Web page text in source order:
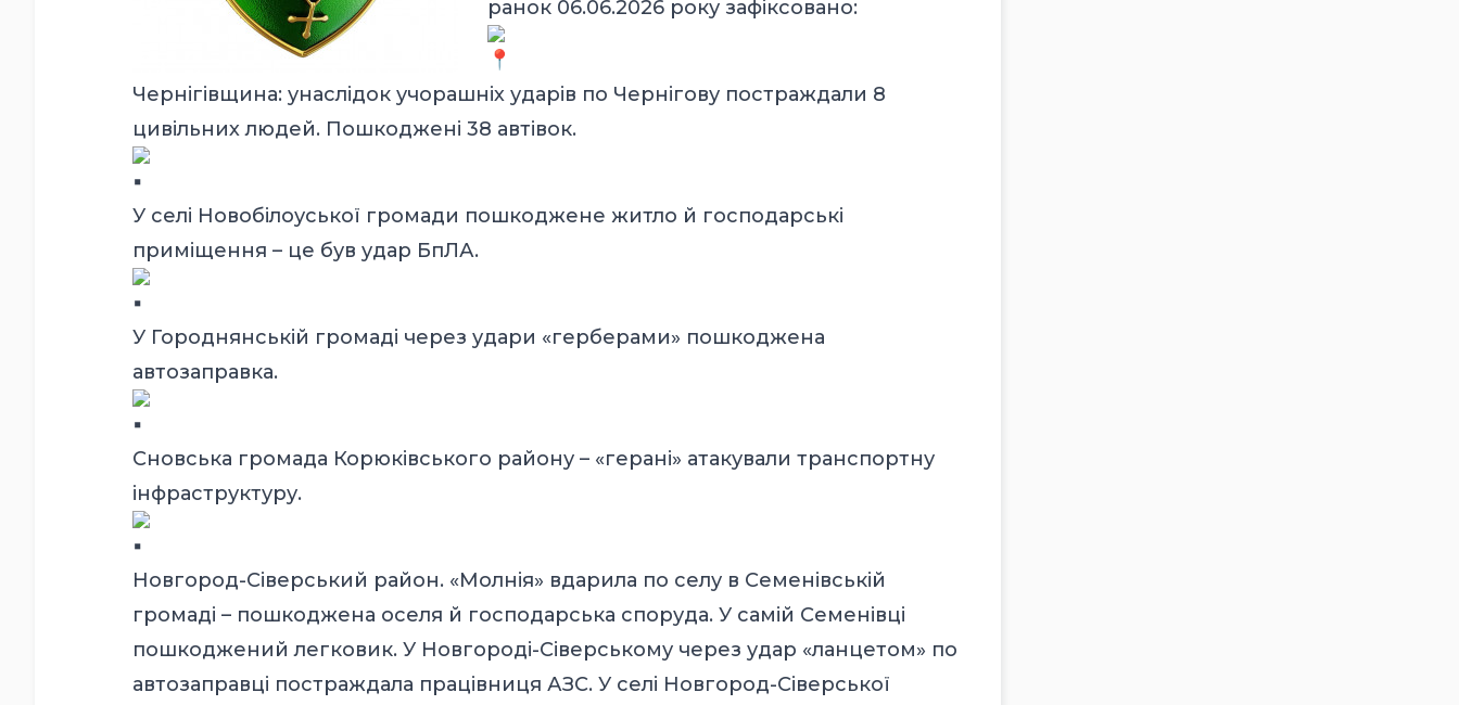
ранок 06.06.2026 року зафіксовано:
Чернігівщина: унаслідок учорашніх ударів по Чернігову постраждали 8
цивільних людей. Пошкоджені 38 автівок.
У селі Новобілоуської громади пошкоджене житло й господарські
приміщення – це був удар БпЛА.
У Городнянській громаді через удари «герберами» пошкоджена
автозаправка.
Сновська громада Корюківського району – «герані» атакували транспортну
інфраструктуру.
Новгород-Сіверський район. «Молнія» вдарила по селу в Семенівській
громаді – пошкоджена оселя й господарська споруда. У самій Семенівці
пошкоджений легковик. У Новгороді-Сіверському через удар «ланцетом» по
автозаправці постраждала працівниця АЗС. У селі Новгород-Сіверської